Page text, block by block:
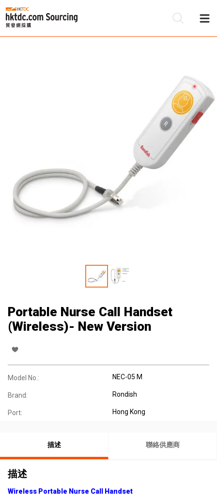
Portable Nurse Call Handset
(Wireless)- New Version
Model No.: NEC-05 M
Brand: Rondish
Port: Hong Kong
描述 聯絡供應商
描述
Wireless Portable Nurse Call Handset